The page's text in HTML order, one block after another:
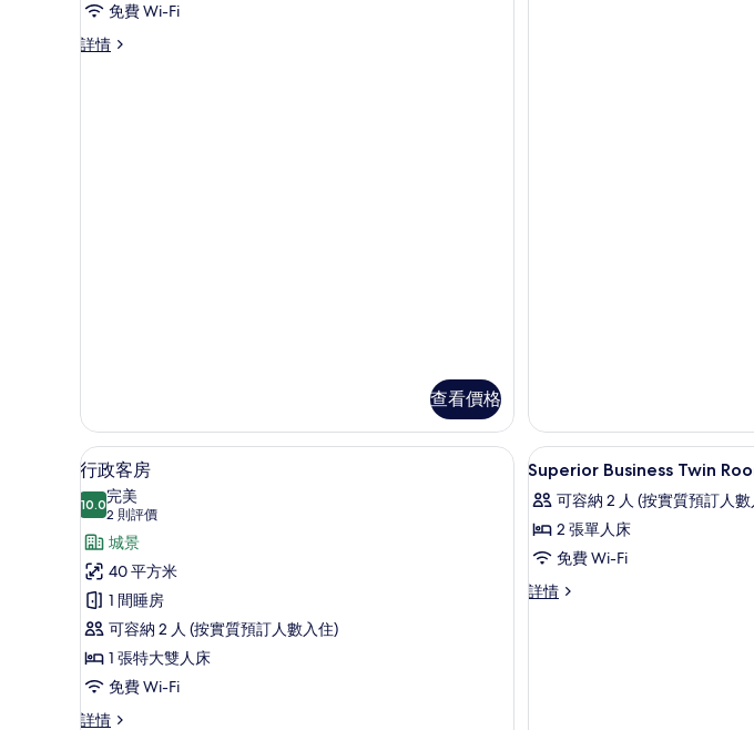
商
務
免費 Wi-Fi
詳情
高
查看價格
載
入
所
有
行
政
客
房
的
相
行政客房 | 高級寢具、羽絨被、特厚豪華床墊、迷你吧
2
行政客房
10.010.0 分，滿分 10 分
完美
2 則評價
(2
則
評
價)
城景
40 平方米
1 間睡房
可容納 2 人 (按實質預訂人數入住)
1 張特大雙人床
免費 Wi-Fi
詳情
行
載
入
所
有
Superior
Business
10
Superior Business Twin
可容納 2 人 (按實質預訂人
2 張單人床
免費 Wi-Fi
詳情
Superior